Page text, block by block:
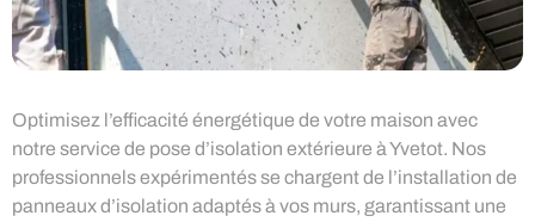
Optimisez l’efficacité énergétique de votre maison avec
notre service de pose d’isolation extérieure à Yvetot. Nos
professionnels expérimentés se chargent de l’installation de
panneaux d’isolation adaptés à vos murs, garantissant une